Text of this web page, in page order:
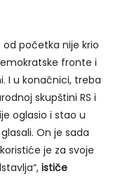
početka nije krio
fronte i
I u konačnici, treba
skupštini RS i
oglasio i stao u
On je sada
je za svoje
ističe